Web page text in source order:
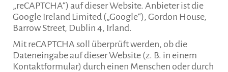
„reCAPTCHA“) auf dieser Website. Anbieter ist die
Google Ireland Limited („Google“), Gordon House,
Barrow Street, Dublin 4, Irland.
Mit reCAPTCHA soll überprüft werden, ob die
Dateneingabe auf dieser Website (z. B. in einem
Kontaktformular) durch einen Menschen oder durch